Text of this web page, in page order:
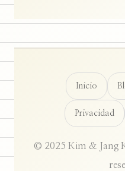
Inicio
Privacidad
© 2025 Kim & Jang